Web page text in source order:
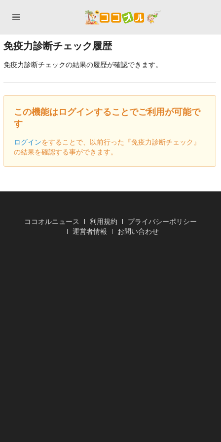
免疫力診断チェック履歴
免疫力診断チェックの結果の履歴が確認できます。
この機能はログインすることでご利用が可能で
す
ログインをすることで、以前行った『免疫力診断チェック』
の結果を確認する事ができます。
ココオルニュース 利用規約
プライバシーポリシー
運営者情報
お問い合わせ